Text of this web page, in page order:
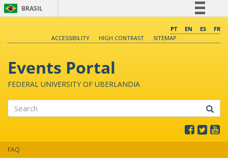
BRASIL
Comunica BR
Canais
PT EN ES
FR
ACCESSIBILITY
HIGH CONTRAST SITEMAP
Events Portal
FEDERAL UNIVERSITY OF UBERLANDIA
FAQ